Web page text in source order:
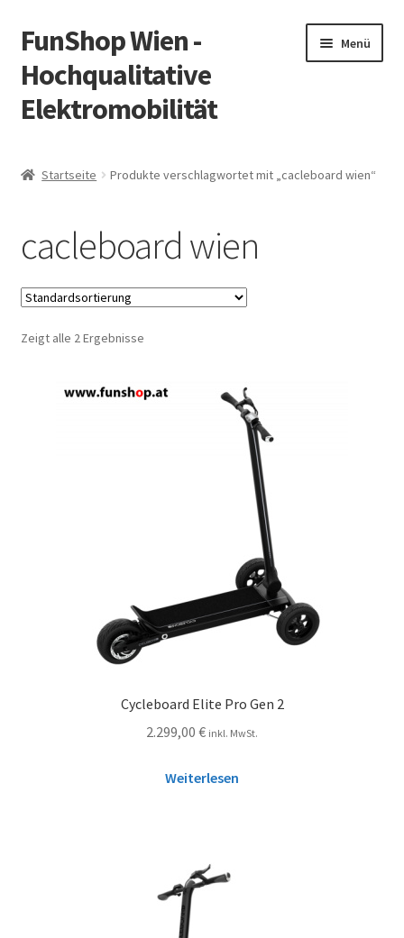
Zur
Navigation
springen
Zum
Inhalt
springen
FunShop Wien -
Hochqualitative
Elektromobilität
Menü
öffnen
Vorsicht Internetbetrug
Über FunShop
Impressum
Zum Onlineshop in der Web Version
Startseite Produkte verschlagwortet mit „cacleboard wien“
cacleboard wien
Zeigt alle 2 Ergebnisse
Cycleboard Elite Pro Gen 2
2.299,00 € inkl. MwSt.
Weiterlesen